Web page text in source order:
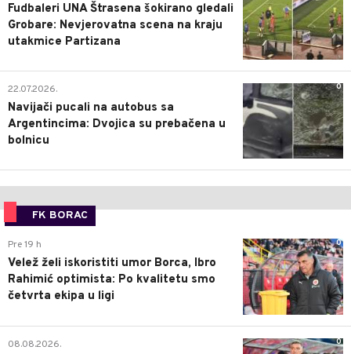
Fudbaleri UNA Štrasena šokirano gledali
Grobare: Nevjerovatna scena na kraju
utakmice Partizana
0
22.07.2026.
Navijači pucali na autobus sa
Argentincima: Dvojica su prebačena u
bolnicu
FK BORAC
0
Pre 19 h
Velež želi iskoristiti umor Borca, Ibro
Rahimić optimista: Po kvalitetu smo
četvrta ekipa u ligi
0
08.08.2026.